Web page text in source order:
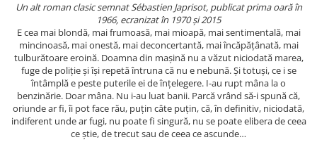
Medicină
Poezie
Politică/Geopolitică
Proză
Psihologie
Sociologie
Spiritualitate/Ezoterism
Un alt roman clasic semnat Sébastien Japrisot, publicat prima oară în
1966, ecranizat în 1970 și 2015
E cea mai blondă, mai frumoasă, mai mioapă, mai sentimentală, mai
mincinoasă, mai onestă, mai deconcertantă, mai încăpățânată, mai
tulburătoare eroină. Doamna din mașină nu a văzut niciodată marea,
fuge de poliție și își repetă întruna că nu e nebună. Și totuși, ce i se
întâmplă e peste puterile ei de înțelegere. I-au rupt mâna la o
benzinărie. Doar mâna. Nu i-au luat banii. Parcă vrând să-i spună că,
oriunde ar fi, îi pot face rău, puțin câte puțin, că, în definitiv, niciodată,
indiferent unde ar fugi, nu poate fi singură, nu se poate elibera de ceea
ce știe, de trecut sau de ceea ce ascunde…